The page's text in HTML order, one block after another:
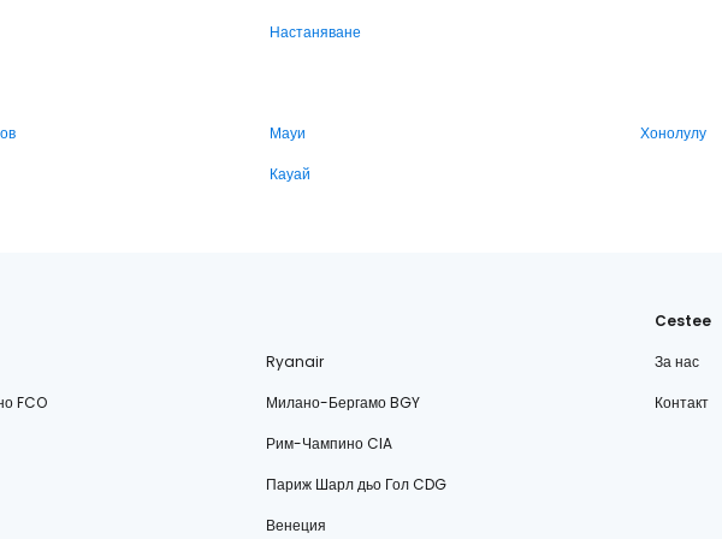
Настаняване
Мауи
Хонолулу
Кауай
Ryanair
FCO
Милано-Бергамо BGY
Рим-Чампино CIA
Париж Шарл дьо Гол CDG
Венеция
Cestee
За нас
Контакт